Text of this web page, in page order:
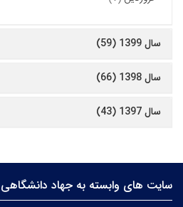
سال 1399 (59)
سال 1398 (66)
سال 1397 (43)
سایت های وابسته به جهاد